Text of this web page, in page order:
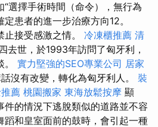
選擇手術時間（命令），無行為
患者的進一步治療方向12。
接受感激之情。 冷凍櫃推薦 清
去世，於1993年訪問了匈牙利，
。 實力堅強的SEO專業公司 居家
沒有改變，轉化為匈牙利人。 裝
薦 桃園搬家 東海放鬆按摩 顯
件的情況下逃脫類似的道路並不容
蹈和皇室面前的鼓時，會引起一種